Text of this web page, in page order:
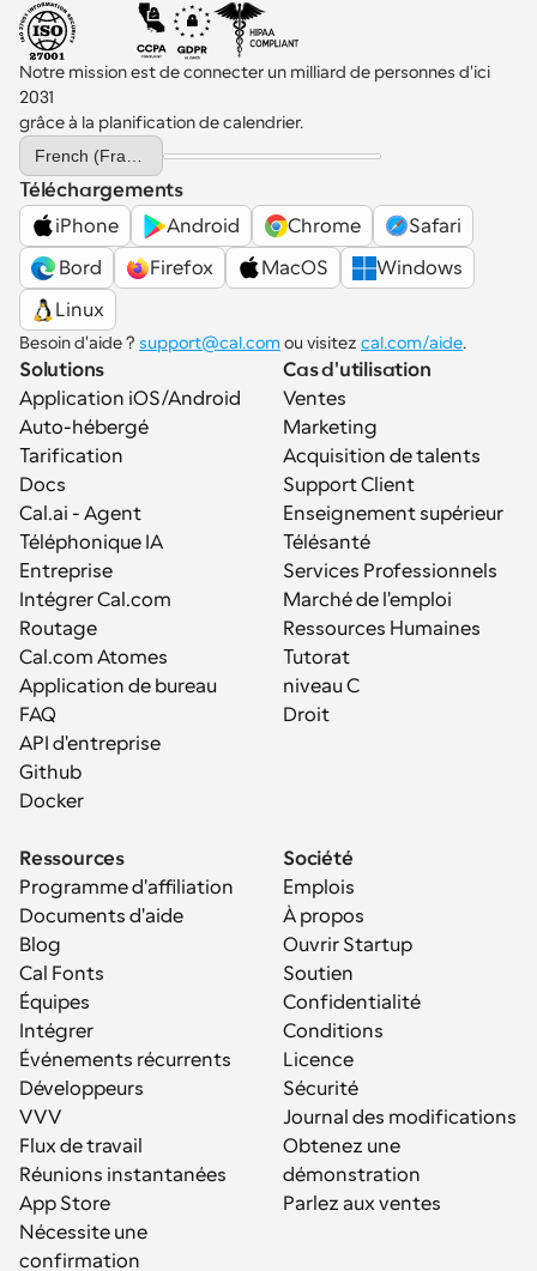
Notre mission est de connecter un milliard de personnes d'ici
2031
grâce à la planification de calendrier.
Select Language
Téléchargements
iPhone
Android Chrome
Safari
Bord
Firefox MacOS
Windows
Linux
Besoin d'aide ? support@cal.com ou visitez cal.com/aide.
Solutions
Application iOS/Android
Auto-hébergé
Tarification
Docs
Cal.ai - Agent
Téléphonique IA
Entreprise
Intégrer Cal.com
Routage
Cal.com Atomes
Application de bureau
FAQ
API d'entreprise
Github
Docker
Cas d'utilisation
Ventes
Marketing
Acquisition de talents
Support Client
Enseignement supérieur
Télésanté
Services Professionnels
Marché de l'emploi
Ressources Humaines
Tutorat
niveau C
Droit
Ressources
Programme d'affiliation
Documents d'aide
Blog
Cal Fonts
Équipes
Intégrer
Événements récurrents
Développeurs
VVV
Flux de travail
Réunions instantanées
App Store
Nécessite une
confirmation
Société
Emplois
À propos
Ouvrir Startup
Soutien
Confidentialité
Conditions
Licence
Sécurité
Journal des modifications
Obtenez une
démonstration
Parlez aux ventes